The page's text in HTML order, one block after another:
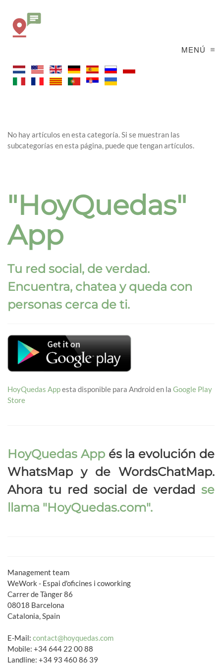
MENÚ
No hay artículos en esta categoría. Si se muestran las
subcategorías en esta página, puede que tengan artículos.
"HoyQuedas"
App
Tu red social, de verdad.
Encuentra, chatea y queda con
personas cerca de ti.
HoyQuedas Appesta disponible para Android en la Google Play
Store
HoyQuedas Appés la evolución de
WhatsMap y de WordsChatMap.
Ahora tu red social de verdad se
llama "HoyQuedas.com".
Management team
WeWork - Espai d'oficines i coworking
Carrer de Tànger 86
08018 Barcelona
Catalonia, Spain
E-Mail: contact@hoyquedas.com
Mobile: +34 644 22 00 88
Landline: +34 93 460 86 39